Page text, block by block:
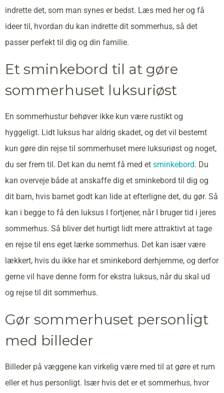
indrette det, som man synes er bedst. Læs med her og få
ideer til, hvordan du kan indrette dit sommerhus, så det
passer perfekt til dig og din familie.
Et sminkebord til at gøre
sommerhuset luksuriøst
En sommerhustur behøver ikke kun være rustikt og
hyggeligt. Lidt luksus har aldrig skadet, og det vil bestemt
kun gøre din rejse til sommerhuset mere luksuriøst og noget,
du ser frem til. Det kan du nemt få med et sminkebord. Du
kan overveje både at anskaffe dig et sminkebord til dig og
dit barn, hvis barnet godt kan lide at efterligne det, du gør. Så
kan i begge to få den luksus I fortjener, når I bruger tid i jeres
sommerhus. Så bliver det hurtigt lidt mere attraktivt at tage
en rejse til ens eget lærke sommerhus. Det kan især være
lækkert, hvis du ikke har et sminkebord derhjemme, og derfor
gerne vil have denne form for ekstra luksus, når du skal ud
og rejse til dit sommerhus.
Gør sommerhuset personligt
med billeder
Billeder på væggene kan virkelig være med til at gøre et rum
eller et hus personligt. Især hvis det er et sommerhus, hvor